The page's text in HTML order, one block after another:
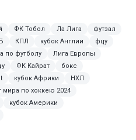
ФК Тобол Ла Лига
футзал
КПЛ кубок Англии
фцу
по футболу
Лига Европы
ФК Кайрат
бокс
кубок Африки
НХЛ
мира по хоккею 2024
кубок Америки